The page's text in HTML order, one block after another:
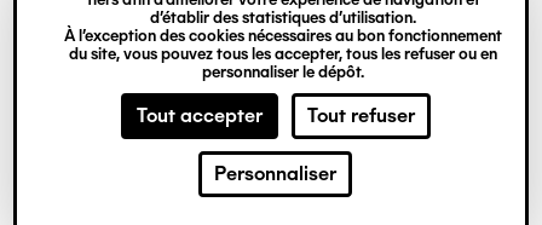
d’établir des statistiques d’utilisation.
À l’exception des cookies nécessaires au bon fonctionnement
du site, vous pouvez tous les accepter, tous les refuser ou en
personnaliser le dépôt.
Tout accepter Tout refuser
Personnaliser
contenu